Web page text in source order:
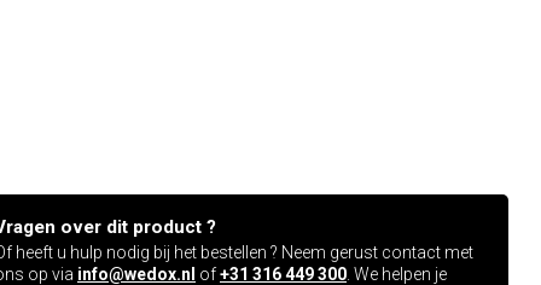
over dit product ?
heeft u hulp nodig bij het bestellen ? Neem gerust contact met
op via info@wedox.nl of+31 316 449 300 . We helpen je